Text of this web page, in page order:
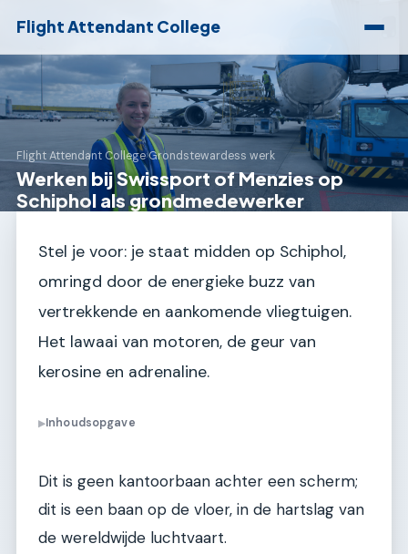
Flight Attendant College
Flight Attendant College›Grondstewardess werk
Werken bij Swissport of Menzies op
Schiphol als grondmedewerker
Stel je voor: je staat midden op Schiphol,
omringd door de energieke buzz van
vertrekkende en aankomende vliegtuigen.
Het lawaai van motoren, de geur van
kerosine en adrenaline.
▶Inhoudsopgave
Dit is geen kantoorbaan achter een scherm;
dit is een baan op de vloer, in de hartslag van
de wereldwijde luchtvaart.